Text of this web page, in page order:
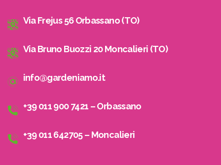
Via Frejus 56 Orbassano (TO)
Via Bruno Buozzi 20 Moncalieri (TO)
info@gardeniamo.it
+39 011 900 7421 – Orbassano
+39 011 642705 – Moncalieri